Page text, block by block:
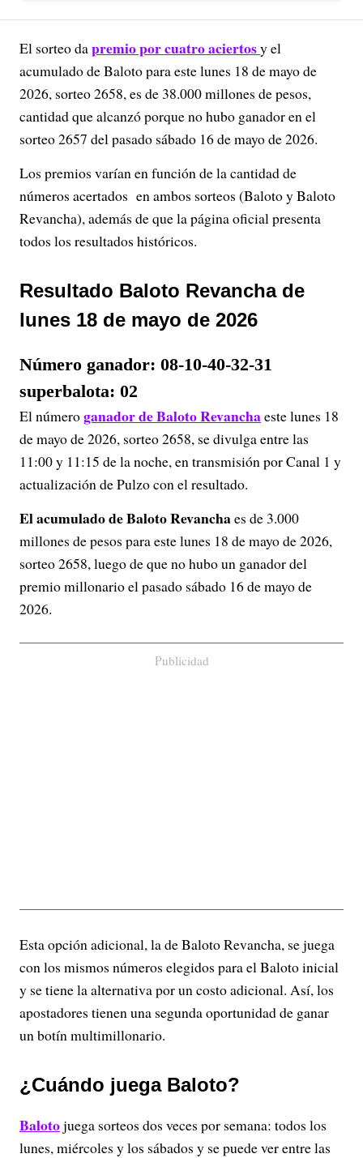
El sorteo dapremio por cuatro aciertosy el
acumulado de Baloto para este lunes 18 de mayo de
2026, sorteo 2658, es de 38.000 millones de pesos,
cantidad que alcanzó porque no hubo ganador en el
sorteo 2657 del pasado sábado 16 de mayo de 2026.
Los premios varían en función de la cantidad de
números acertados en ambos sorteos (Baloto y Baloto
Revancha), además de que la página oficial presenta
todos los resultados históricos.
Resultado Baloto Revancha de
lunes 18 de mayo de 2026
Número ganador: 08-10-40-32-31
superbalota: 02
El númeroganador de Baloto Revanchaeste lunes 18
de mayo de 2026, sorteo 2658, se divulga entre las
11:00 y 11:15 de la noche, en transmisión por Canal 1 y
actualización de Pulzo con el resultado.
El acumulado de Baloto Revanchaes de 3.000
millones de pesos para este lunes 18 de mayo de 2026,
sorteo 2658, luego de que no hubo un ganador del
premio millonario el pasado sábado 16 de mayo de
2026.
Publicidad
Esta opción adicional, la de Baloto Revancha, se juega
con los mismos números elegidos para el Baloto inicial
y se tiene la alternativa por un costo adicional. Así, los
apostadores tienen una segunda oportunidad de ganar
un botín multimillonario.
¿Cuándo juega Baloto?
Balotojuega sorteos dos veces por semana: todos los
lunes, miércoles y los sábados y se puede ver entre las